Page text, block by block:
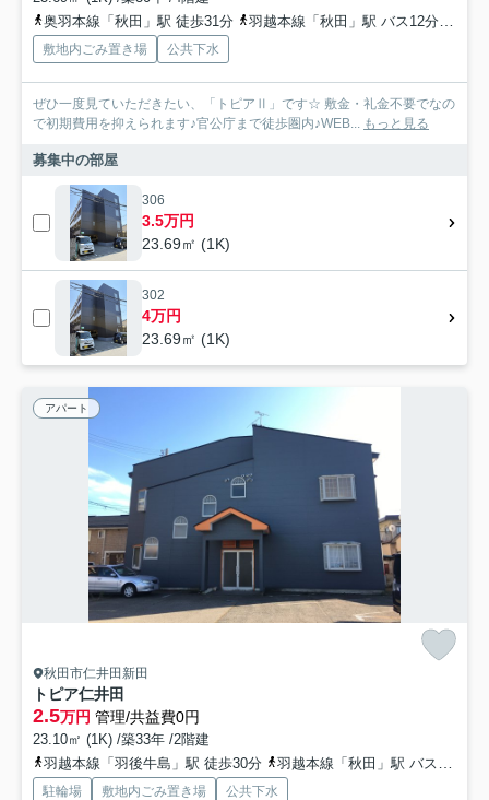
奥羽本線「秋田」駅 徒歩31分
羽越本線「秋田」駅 バス12分 秋田中央交通「高陽幸町」 停歩2分
敷地内ごみ置き場 公共下水
ぜひ一度見ていただきたい、「トピアⅡ」です☆ 敷金・礼金不要でなの
で初期費用を抑えられます♪官公庁まで徒歩圏内♪WEB... もっと見る
募集中の部屋
306
3.5万円
23.69㎡ (1K)
302
4万円
23.69㎡ (1K)
アパート
秋田市仁井田新田
トピア仁井田
2.5万円 管理/共益費0円
23.10㎡ (1K) /築33年 /2階建
羽越本線「羽後牛島」駅 徒歩30分
羽越本線「秋田」駅 バス19分 秋田中央交通「上新田（秋田県）」 停歩3分
駐輪場 敷地内ごみ置き場 公共下水